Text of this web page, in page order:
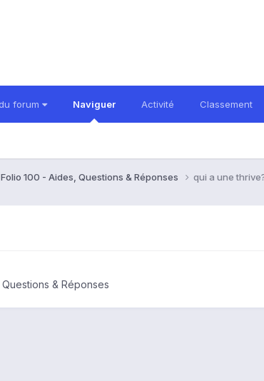
forum Naviguer Activité Classement
100 - Aides, Questions & Réponses qui a une
& Réponses